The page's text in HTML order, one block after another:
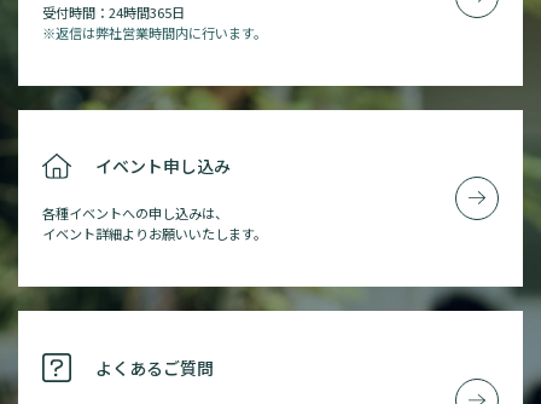
受付時間：24時間365日
※返信は弊社営業時間内に行います。
イベント申し込み
各種イベントへの申し込みは、
イベント詳細よりお願いいたします。
よくあるご質問